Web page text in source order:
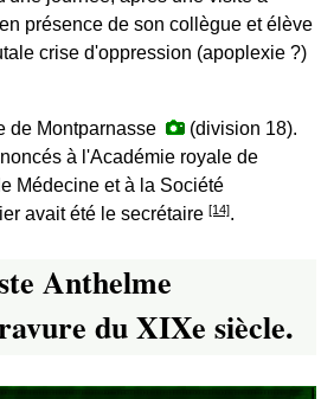
présence de son collègue et élève
crise d'oppression (apoplexie ?)
de Montparnasse
(division 18).
à l'Académie royale de
Médecine et à la Société
avait été le secrétaire [14].
Anthelme
du XIXe siècle.